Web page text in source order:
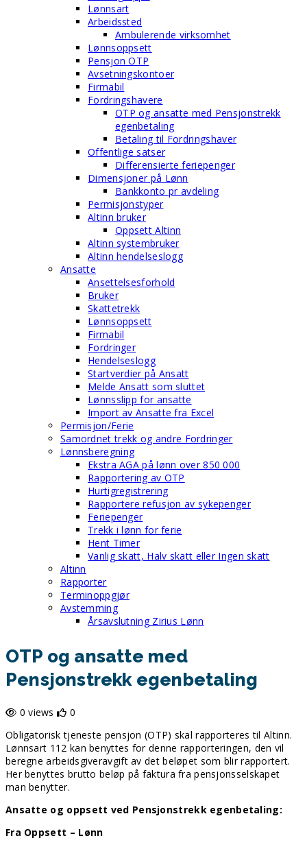
Lønnsart
Arbeidssted
Ambulerende virksomhet
Lønnsoppsett
Pensjon OTP
Avsetningskontoer
Firmabil
Fordringshavere
OTP og ansatte med Pensjonstrekk
egenbetaling
Betaling til Fordringshaver
Offentlige satser
Differensierte feriepenger
Dimensjoner på Lønn
Bankkonto pr avdeling
Permisjonstyper
Altinn bruker
Oppsett Altinn
Altinn systembruker
Altinn hendelseslogg
Ansatte
Ansettelsesforhold
Bruker
Skattetrekk
Lønnsoppsett
Firmabil
Fordringer
Hendelseslogg
Startverdier på Ansatt
Melde Ansatt som sluttet
Lønnsslipp for ansatte
Import av Ansatte fra Excel
Permisjon/Ferie
Samordnet trekk og andre Fordringer
Lønnsberegning
Ekstra AGA på lønn over 850 000
Rapportering av OTP
Hurtigregistrering
Rapportere refusjon av sykepenger
Feriepenger
Trekk i lønn for ferie
Hent Timer
Vanlig skatt, Halv skatt eller Ingen skatt
Altinn
Rapporter
Terminoppgjør
Avstemming
Årsavslutning Zirius Lønn
OTP og ansatte med
Pensjonstrekk egenbetaling
0 views
0
Obligatorisk tjeneste pensjon (OTP) skal rapporteres til Altinn.
Lønnsart 112 kan benyttes for denne rapporteringen, den vil
beregne arbeidsgiveravgift av det beløpet som blir rapportert.
Her benyttes brutto beløp på faktura fra pensjonsselskapet
man benytter.
Ansatte og oppsett ved Pensjonstrekk egenbetaling:
Fra Oppsett – Lønn